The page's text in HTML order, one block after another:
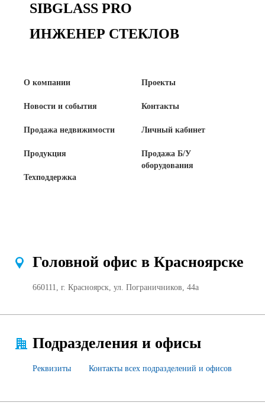
SIBGLASS PRO
ИНЖЕНЕР СТЕКЛОВ
О компании
Новости и события
Продажа недвижимости
Продукция
Техподдержка
Проекты
Контакты
Личный кабинет
Продажа Б/У
оборудования
Головной офис в Красноярске
660111, г. Красноярск, ул. Пограничников, 44а
Подразделения и офисы
Реквизиты Контакты всех подразделений и офисов